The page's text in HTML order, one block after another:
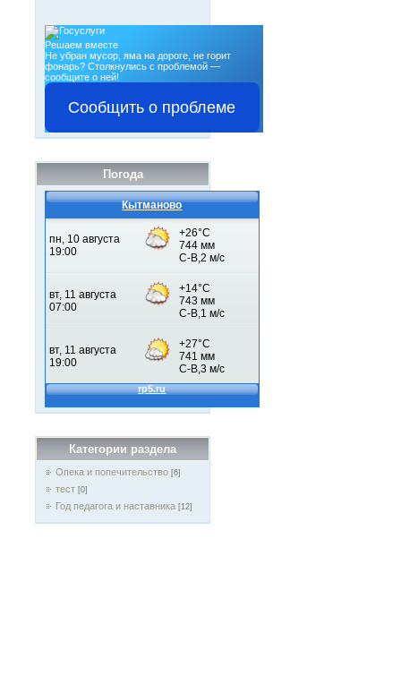
Решаем вместе
Не убран мусор, яма на дороге, не горит
фонарь? Столкнулись с проблемой —
сообщите о ней!
Сообщить о проблеме
Погода
Кытманово
Категории раздела
Опека и попечительство [6]
тест [0]
Год педагога и наставника [12]